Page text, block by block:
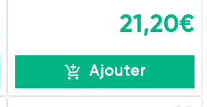
21,20€
Ajouter